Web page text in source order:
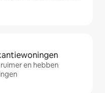
en hebben